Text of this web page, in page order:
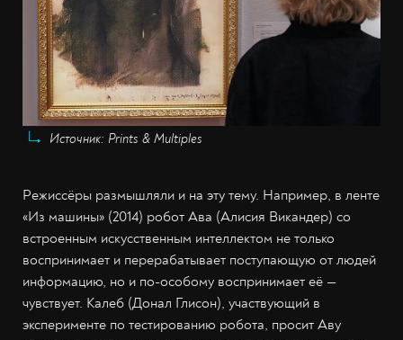
Источник: Prints & Multiples
Режиссёры размышляли и на эту тему. Например, в ленте
«Из машины» (2014) робот Ава (Алисия Викандер) со
встроенным искусственным интеллектом не только
воспринимает и перерабатывает поступающую от людей
информацию, но и по-особому воспринимает её —
чувствует. Калеб (Донал Глисон), участвующий в
эксперименте по тестированию робота, просит Аву